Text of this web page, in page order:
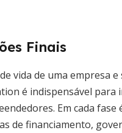
Finais
vida de uma empresa e
é indispensável para
Em cada fase
de financiamento,